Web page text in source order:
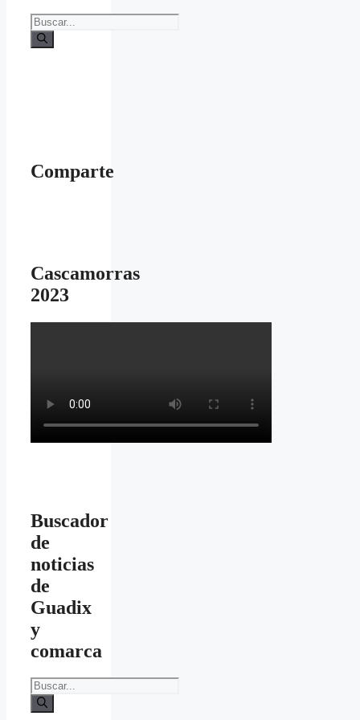
Buscar:
Comparte
Cascamorras
2023
Buscador
de
noticias
de
Guadix
y
comarca
Buscar: